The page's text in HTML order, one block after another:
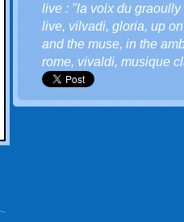
live : "la voix du graoully
live, vilvadi, gloria, up
and the muse, in the
rome, vivaldi, musique